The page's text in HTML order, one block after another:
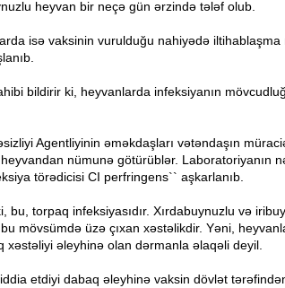
heyvan bir neçə gün ərzində tələf olub.
isə vaksinin vurulduğu nahiyədə iltihablaşma
bildirir ki, heyvanlarda infeksiyanın
Agentliyinin əməkdaşları vətəndaşın
nümunə götürüblər. Laboratoriyanın
törədicisi CI perfringens`` aşkarlanıb.
bu, torpaq infeksiyasıdır. Xırdabuynuzlu və
mövsümdə üzə çıxan xəstəlikdir. Yəni,
xəstəliyi əleyhinə olan dərmanla əlaqəli deyil.
iddia etdiyi dabaq əleyhinə vaksin dövlət